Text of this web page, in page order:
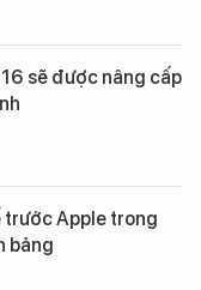
sẽ được nâng cấp
trước Apple trong
bảng